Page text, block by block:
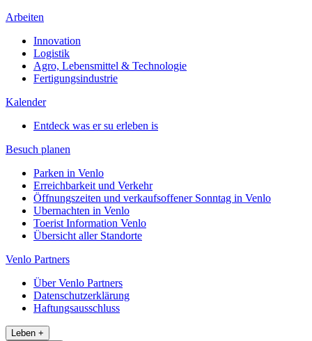
Arbeiten
Innovation
Logistik
Agro, Lebensmittel & Technologie
Fertigungsindustrie
Kalender
Entdeck was er su erleben is
Besuch planen
Parken in Venlo
Erreichbarkeit und Verkehr
Öffnungszeiten und verkaufsoffener Sonntag in Venlo
Ubernachten in Venlo
Toerist Information Venlo
Übersicht aller Standorte
Venlo Partners
Über Venlo Partners
Datenschutzerklärung
Haftungsausschluss
Leben +